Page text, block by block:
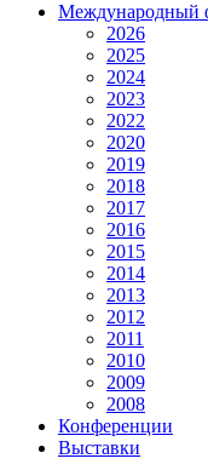
Международный
2026
2025
2024
2023
2022
2020
2019
2018
2017
2016
2015
2014
2013
2012
2011
2010
2009
2008
Конференции
Выставки